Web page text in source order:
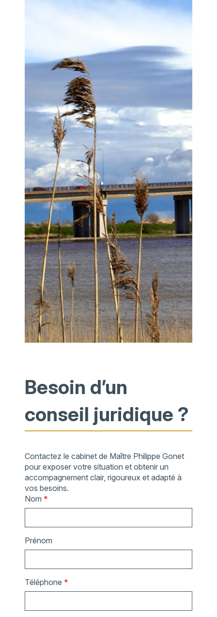
Besoin d’un
conseil juridique ?
Contactez le cabinet de Maître Philippe Gonet
pour exposer votre situation et obtenir un
accompagnement clair, rigoureux et adapté à
vos besoins.
Nom *
Prénom
Téléphone *